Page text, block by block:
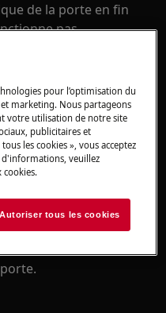
de la porte en fin
pas.
avec fonction
de la
à niveau et vérifiez
pour l’optimisation du
marketing. Nous partageons
votre utilisation de notre site
publicitaires et
les cookies », vous acceptez
veuillez
Autoriser tous les cookies